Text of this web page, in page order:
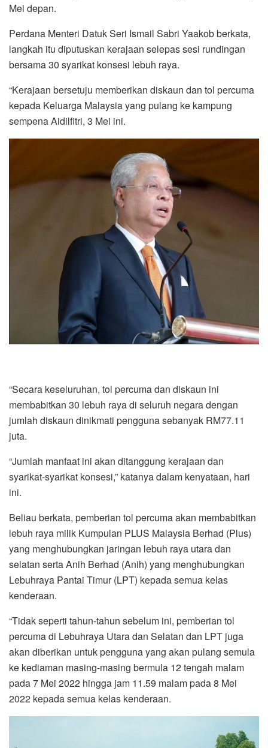
Mei depan.
Perdana Menteri Datuk Seri Ismail Sabri Yaakob berkata,
langkah itu diputuskan kerajaan selepas sesi rundingan
bersama 30 syarikat konsesi lebuh raya.
“Kerajaan bersetuju memberikan diskaun dan tol percuma
kepada Keluarga Malaysia yang pulang ke kampung
sempena Aidilfitri, 3 Mei ini.
“Secara keseluruhan, tol percuma dan diskaun ini
membabitkan 30 lebuh raya di seluruh negara dengan
jumlah diskaun dinikmati pengguna sebanyak RM77.11
juta.
“Jumlah manfaat ini akan ditanggung kerajaan dan
syarikat-syarikat konsesi,” katanya dalam kenyataan, hari
ini.
Beliau berkata, pemberian tol percuma akan membabitkan
lebuh raya milik Kumpulan PLUS Malaysia Berhad (Plus)
yang menghubungkan jaringan lebuh raya utara dan
selatan serta Anih Berhad (Anih) yang menghubungkan
Lebuhraya Pantai Timur (LPT) kepada semua kelas
kenderaan.
“Tidak seperti tahun-tahun sebelum ini, pemberian tol
percuma di Lebuhraya Utara dan Selatan dan LPT juga
akan diberikan untuk pengguna yang akan pulang semula
ke kediaman masing-masing bermula 12 tengah malam
pada 7 Mei 2022 hingga jam 11.59 malam pada 8 Mei
2022 kepada semua kelas kenderaan.